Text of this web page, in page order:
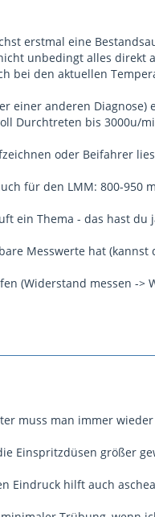
erstmal eine
unbedingt alles direkt
bei den aktuellen
einer anderen
Durchtreten bis 3000u/
oder Beifahrer
für den LMM: 800-950
ein Thema - das hast
Messwerte hat
(Widerstand messen ->
muss man immer
Einspritzdüsen größer
Eindruck hilft auch